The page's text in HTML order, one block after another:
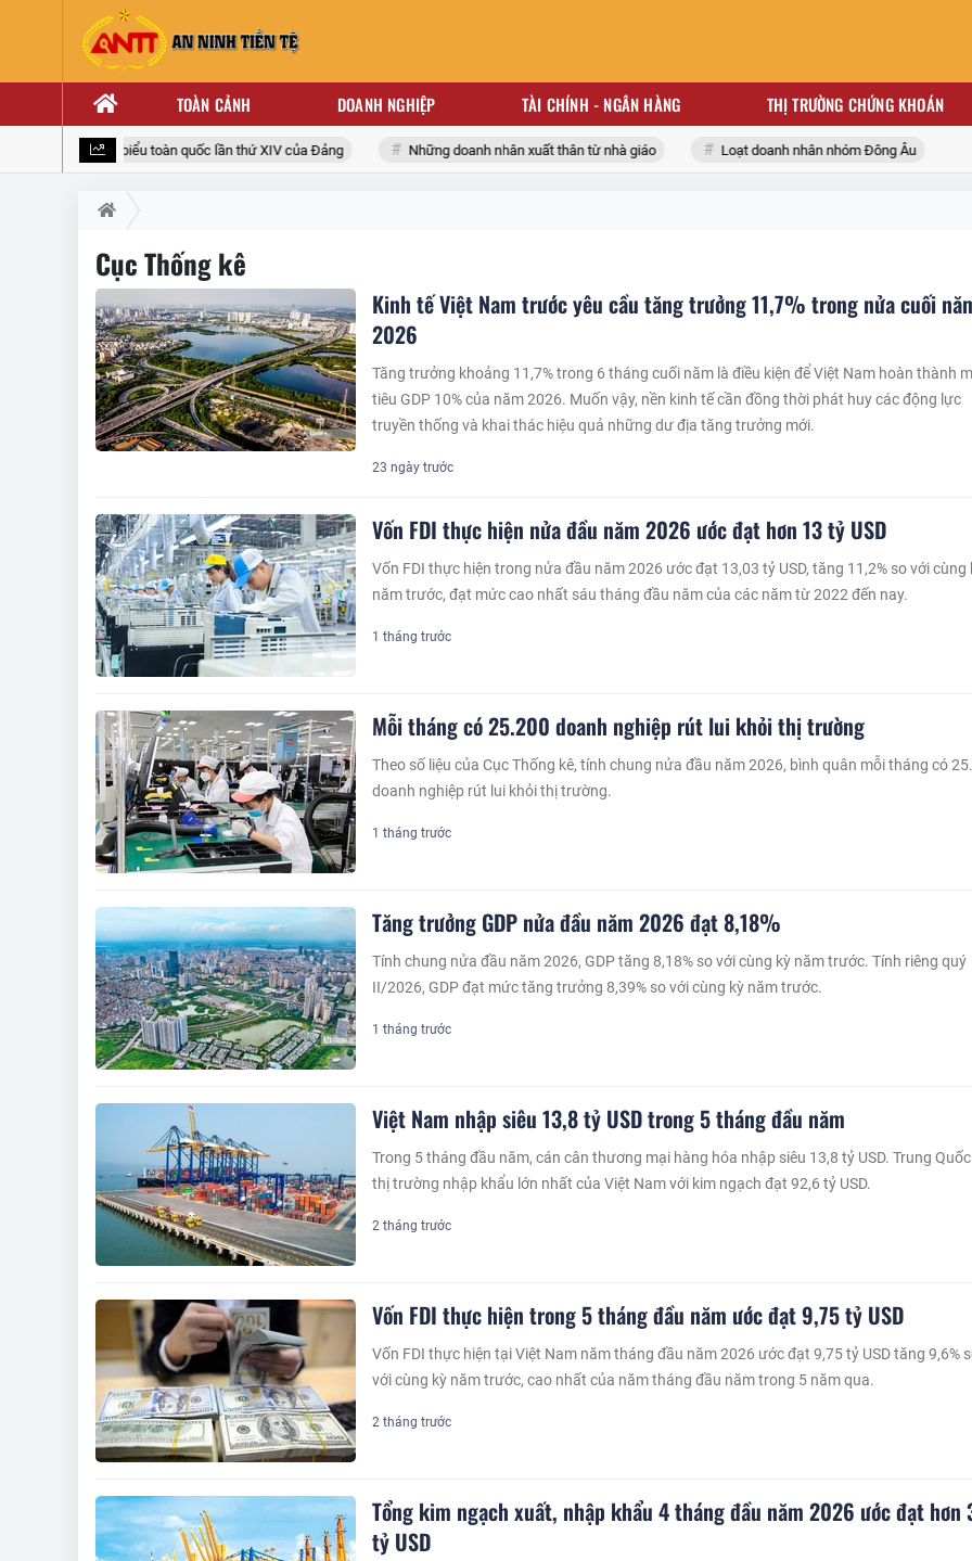
TOÀN CẢNH DOANH NGHIỆP TÀI CHÍNH - NGÂN HÀNG THỊ TRƯỜNG CHỨNG KHOÁN
tới Đại hội đại biểu toàn quốc lần thứ XIV của Đảng Những doanh nhân xuất thân từ nhà giáo Loạt doanh nhân nhóm Đông Âu
Cục Thống kê
Kinh tế Việt Nam trước yêu cầu tăng trưởng 11,7% trong nửa cuối
2026
23 ngày trước
Tăng trưởng khoảng 11,7% trong 6 tháng cuối năm là điều kiện để Việt Nam hoàn thành
tiêu GDP 10% của năm 2026. Muốn vậy, nền kinh tế cần đồng thời phát huy các động lực
truyền thống và khai thác hiệu quả những dư địa tăng trưởng mới.
Vốn FDI thực hiện nửa đầu năm 2026 ước đạt hơn 13 tỷ USD
1 tháng trước
Vốn FDI thực hiện trong nửa đầu năm 2026 ước đạt 13,03 tỷ USD, tăng 11,2% so với cùng
năm trước, đạt mức cao nhất sáu tháng đầu năm của các năm từ 2022 đến nay.
Mỗi tháng có 25.200 doanh nghiệp rút lui khỏi thị trường
1 tháng trước
Theo số liệu của Cục Thống kê, tính chung nửa đầu năm 2026, bình quân mỗi tháng có
doanh nghiệp rút lui khỏi thị trường.
Tăng trưởng GDP nửa đầu năm 2026 đạt 8,18%
1 tháng trước
Tính chung nửa đầu năm 2026, GDP tăng 8,18% so với cùng kỳ năm trước. Tính riêng quý
II/2026, GDP đạt mức tăng trưởng 8,39% so với cùng kỳ năm trước.
Việt Nam nhập siêu 13,8 tỷ USD trong 5 tháng đầu năm
2 tháng trước
Trong 5 tháng đầu năm, cán cân thương mại hàng hóa nhập siêu 13,8 tỷ USD. Trung
thị trường nhập khẩu lớn nhất của Việt Nam với kim ngạch đạt 92,6 tỷ USD.
Vốn FDI thực hiện trong 5 tháng đầu năm ước đạt 9,75 tỷ USD
2 tháng trước
Vốn FDI thực hiện tại Việt Nam năm tháng đầu năm 2026 ước đạt 9,75 tỷ USD tăng 9,6%
với cùng kỳ năm trước, cao nhất của năm tháng đầu năm trong 5 năm qua.
Tổng kim ngạch xuất, nhập khẩu 4 tháng đầu năm 2026 ước đạt hơn
tỷ USD